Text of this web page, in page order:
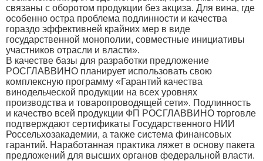
связаны с оборотом продукции без акциза. Для вина, где
особенно остра проблема подлинности и качества
гораздо эффективней крайних мер в виде
государственной монополии, совместные инициативы
участников отрасли и власти».
В качестве базы для разработки предложение
РОСГЛАВВИНО планирует использовать свою
комплексную программу «Гарантий качества
винодельческой продукции на всех уровнях
производства и товаропроводящей сети». Подлинность
и качество всей продукции ФП РОСГЛАВВИНО торговле
подтверждают сертификаты Государственного НИИ
Россельхозакадемии, а также система финансовых
гарантий. Наработанная практика ляжет в основу пакета
предложений для высших органов федеральной власти.